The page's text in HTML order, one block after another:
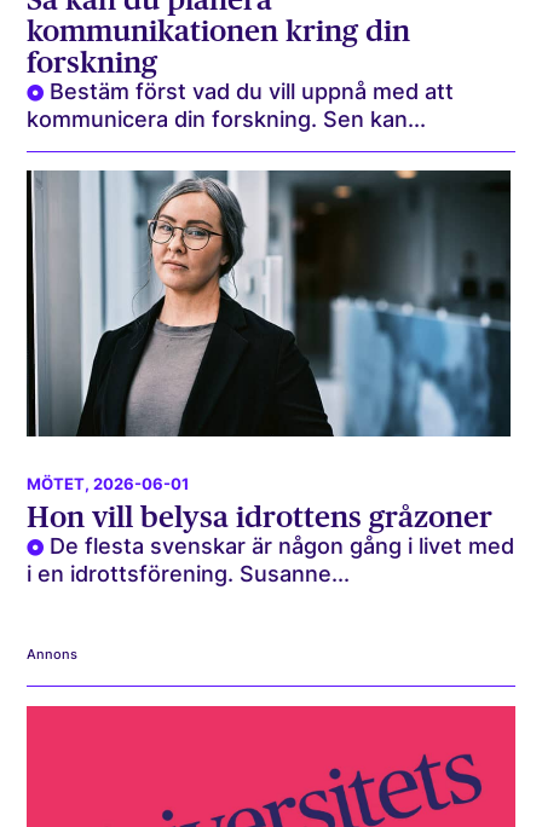
kommunikationen kring din
forskning
Bestäm först vad du vill uppnå med att
kommunicera din forskning. Sen kan...
MÖTET, 2026-06-01
Hon vill belysa idrottens gråzoner
De flesta svenskar är någon gång i livet med
i en idrottsförening. Susanne...
Annons